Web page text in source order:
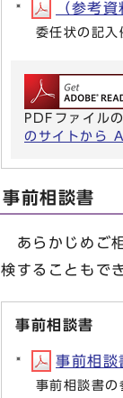
（参考
委任状の記入
PDFファイル
のサイトから
事前相談書
あらかじめご
検することもで
事前相談書
事前相
事前相談書の